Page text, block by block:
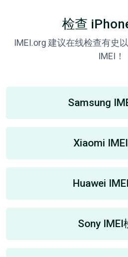
检查
IMEI.org 建议在线检查有史
IMEI！
Samsung
Xiaomi
Huawei
Sony IMEI